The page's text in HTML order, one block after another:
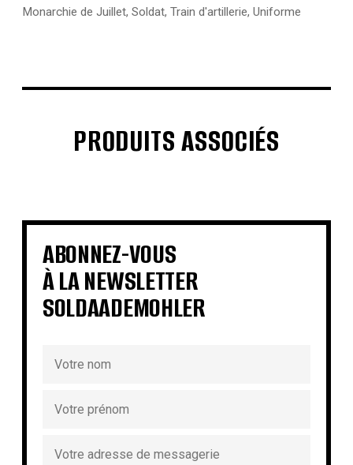
Monarchie de Juillet, Soldat, Train d'artillerie, Uniforme
PRODUITS ASSOCIÉS
€ € €
€ € €
€ €
ABONNEZ-VOUS
À LA NEWSLETTER
SOLDAADEMOHLER